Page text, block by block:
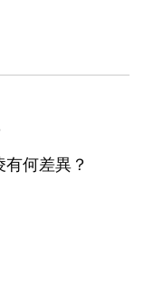
何差異？